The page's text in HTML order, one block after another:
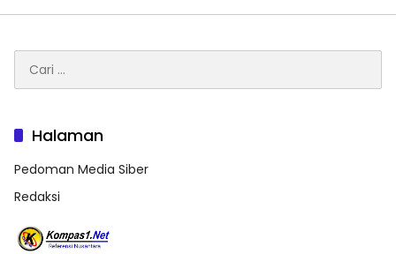
untuk:
Halaman
Pedoman Media Siber
Redaksi